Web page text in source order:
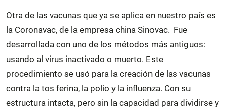
Otra de las vacunas que ya se aplica en nuestro país es
la Coronavac, de la empresa china Sinovac. Fue
desarrollada con uno de los métodos más antiguos:
usando al virus inactivado o muerto. Este
procedimiento se usó para la creación de las vacunas
contra la tos ferina, la polio y la influenza. Con su
estructura intacta, pero sin la capacidad para dividirse y